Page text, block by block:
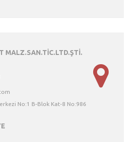
MALZ.SAN.TİC.LTD.ŞTİ.
No:1 B-Blok Kat-8 No:986